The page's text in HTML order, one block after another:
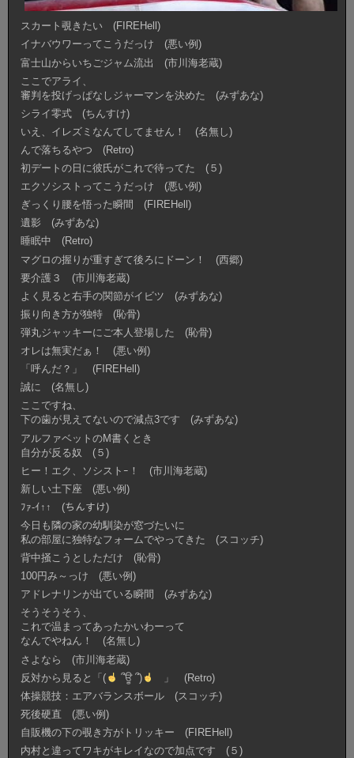
スカート覗きたい (FIREHell)
イナバウワーってこうだっけ (悪い例)
富士山からいちごジャム流出 (市川海老蔵)
ここでアライ、
審判を投げっぱなしジャーマンを決めた (みずあな)
シライ零式 (ちんすけ)
いえ、イレズミなんてしてません！ (名無し)
んで落ちるやつ (Retro)
初デートの日に彼氏がこれで待ってた (５)
エクソシストってこうだっけ (悪い例)
ぎっくり腰を悟った瞬間 (FIREHell)
遺影 (みずあな)
睡眠中 (Retro)
マグロの握りが重すぎて後ろにドーン！ (西郷)
要介護３ (市川海老蔵)
よく見ると右手の関節がイビツ (みずあな)
振り向き方が独特 (恥骨)
弾丸ジャッキーにご本人登場した (恥骨)
オレは無実だぁ！ (悪い例)
「呼んだ？」 (FIREHell)
誠に (名無し)
ここですね、
下の歯が見えてないので減点3です (みずあな)
アルファベットのM書くとき
自分が反る奴 (５)
ヒー！エク、ソシストｰ！ (市川海老蔵)
新しい土下座 (悪い例)
ﾌｧ-ｲ↑↑ (ちんすけ)
今日も隣の家の幼馴染が窓づたいに
私の部屋に独特なフォームでやってきた (スコッチ)
背中掻こうとしただけ (恥骨)
100円み～っけ (悪い例)
アドレナリンが出ている瞬間 (みずあな)
そうそうそう、
これで温まってあったかいわーって
なんでやねん！ (名無し)
さよなら (市川海老蔵)
反対から見ると「(
՞ਊ ՞)
」 (Retro)
体操競技：エアバランスボール (スコッチ)
死後硬直 (悪い例)
自販機の下の覗き方がトリッキー (FIREHell)
内村と違ってワキがキレイなので加点です (５)